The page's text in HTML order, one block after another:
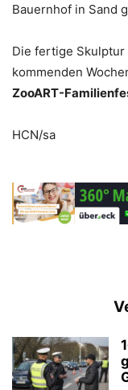
Bauernhof in Sand
Die fertige Skulptur
kommenden
ZooART-
HCN/sa